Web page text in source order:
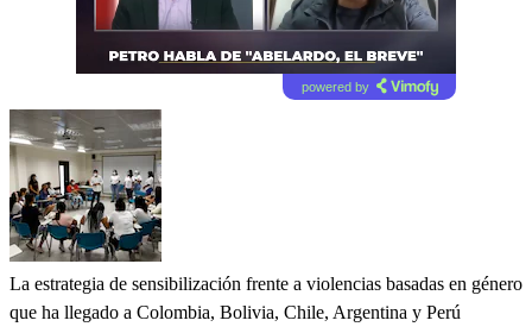
powered by
La estrategia de sensibilización frente a violencias basadas en género
que ha llegado a Colombia, Bolivia, Chile, Argentina y Perú